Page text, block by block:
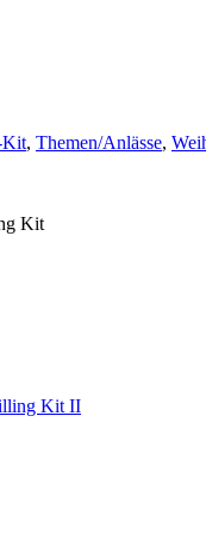
Kit, Themen/Anlässe,
Kit